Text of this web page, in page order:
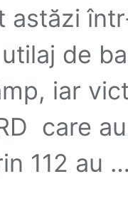
astăzi
de
iar
care
112 au